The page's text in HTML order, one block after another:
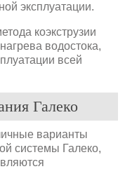
эксплуатации.
коэкструзии
водостока,
всей
Галеко
варианты
системы Галеко,